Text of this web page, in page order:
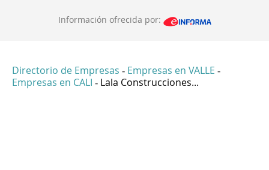
Información ofrecida por:
Directorio de Empresas - Empresas en VALLE -
Empresas en CALI - Lala Construcciones...